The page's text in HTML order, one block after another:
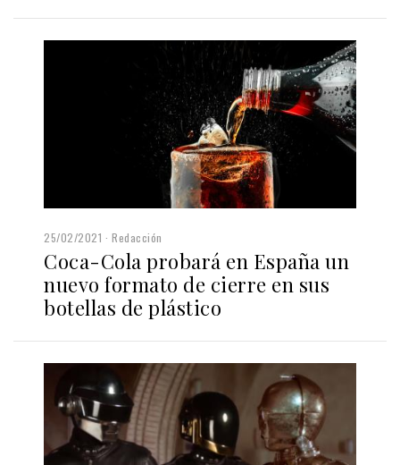
25/02/2021 Redacción
Coca-Cola probará en España un
nuevo formato de cierre en sus
botellas de plástico